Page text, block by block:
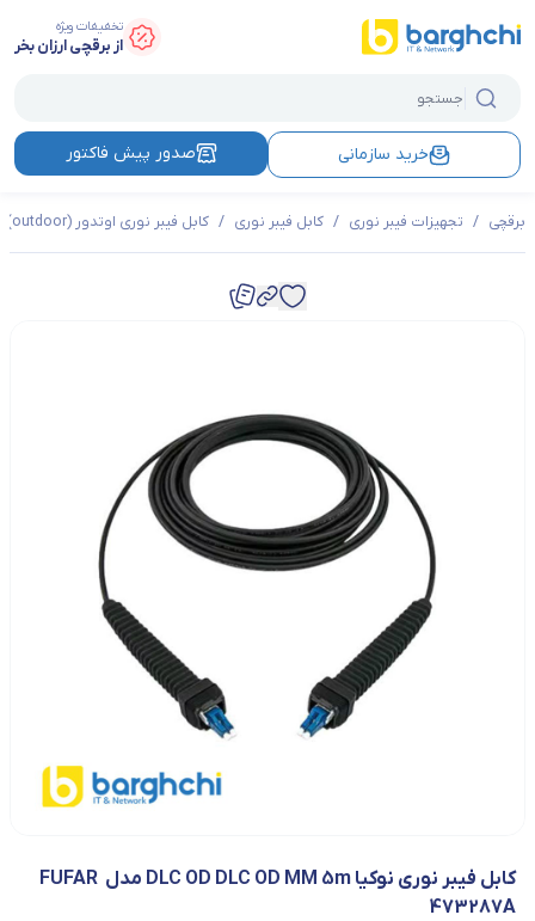
تخفیفات ویژه
از برقچی ارزان بخر
خرید سازمانی صدور پیش فاکتور
برقچی / تجهیزات فیبر نوری / کابل فیبر نوری / کابل فیبر نوری اوتدور (outdoor)
کابل فیبر نوری نوکیا DLC OD DLC OD MM 5m مدل FUFAR
473287A